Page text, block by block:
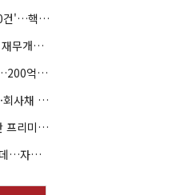
신한투자증권, IPO 조직 줄이자 실적도 '0건'…핵심 인력까지 이탈
'부채비율 955%' 계양전기, 유증 축소에 재무개선 효과 '뚝'
해성에어로보틱스, 2주 주주가 파산신청…200억 CB 분쟁 확산
한국투자증권, 'SK 소외설' 지웠다…유증·회사채 주관 연속 수임
글로벌테크놀로지, 적자기업 몸값에 '대만 프리미엄'…공모가 논란
엘앤케이바이오, 해외채권 769억 쌓였는데…자회사 4곳 자본잠식